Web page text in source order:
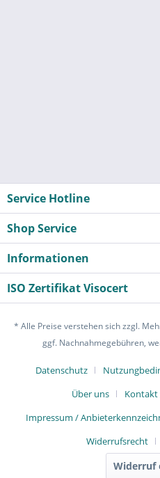
Service Hotline
Shop Service
Informationen
ISO Zertifikat Visocert
* Alle Preise verstehen sich zzgl.
ggf. Nachnahmegebühren,
Datenschutz
Über uns
Impressum /
Widerrufsrecht
Widerruf